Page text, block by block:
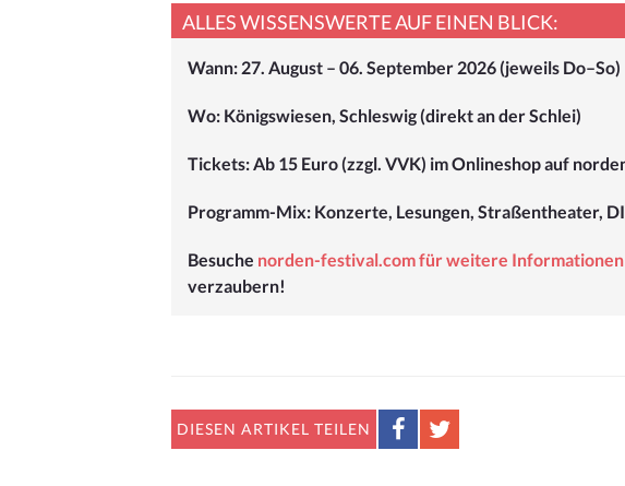
ALLES WISSENSWERTE AUF EINEN BLICK:
Wann: 27. August – 06. September 2026 (jeweils Do–So)
Wo: Königswiesen, Schleswig (direkt an der Schlei)
Tickets: Ab 15 Euro (zzgl. VVK) im Onlineshop auf
Programm-Mix: Konzerte, Lesungen, Straßentheater,
Besuche norden-festival.com für weitere
verzaubern!
DIESEN ARTIKEL TEILEN